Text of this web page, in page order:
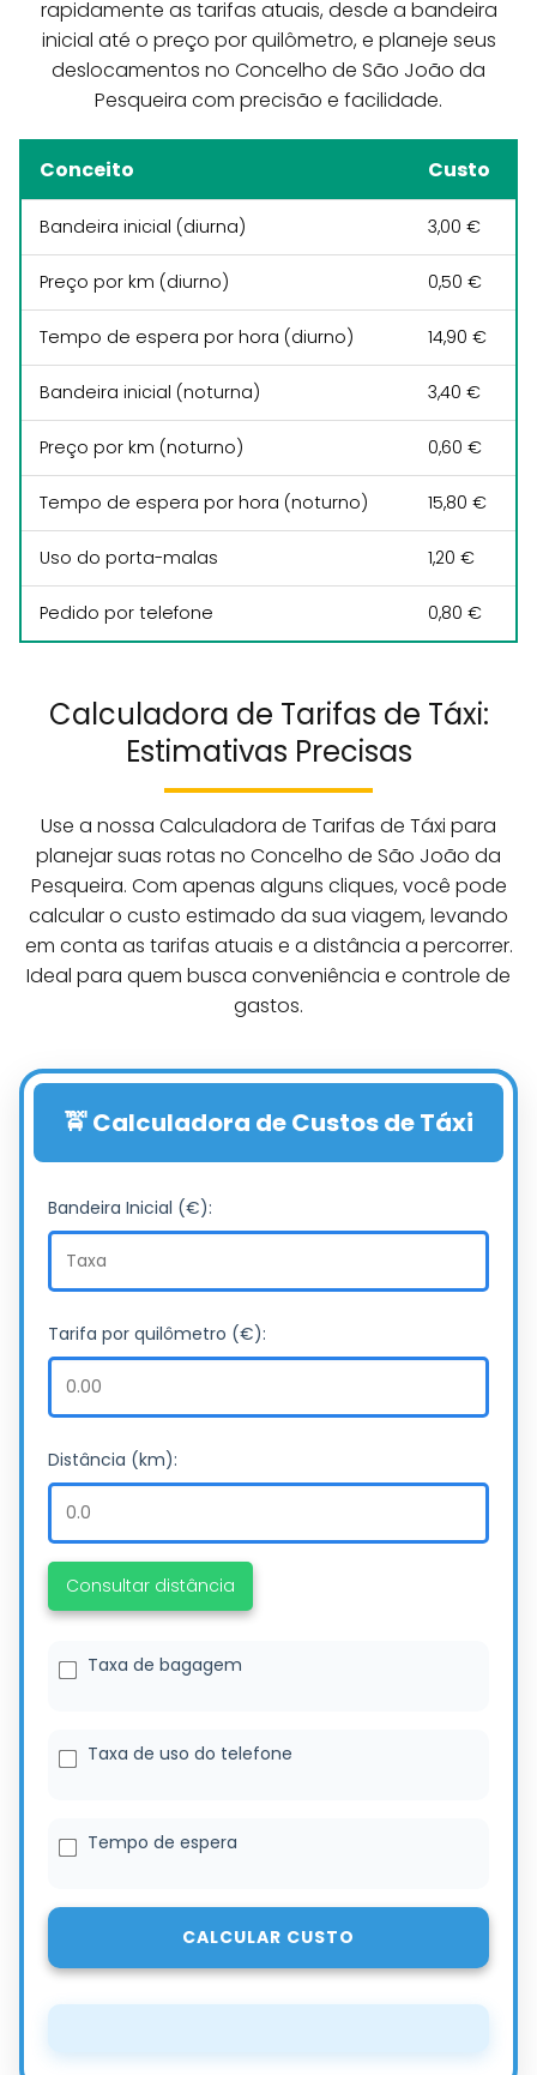
rapidamente as tarifas atuais, desde a bandeira
inicial até o preço por quilômetro, e planeje seus
deslocamentos no Concelho de São João da
Pesqueira com precisão e facilidade.
Conceito Custo
Bandeira inicial (diurna) 3,00 €
Preço por km (diurno) 0,50 €
Tempo de espera por hora (diurno) 14,90 €
Bandeira inicial (noturna) 3,40 €
Preço por km (noturno) 0,60 €
Tempo de espera por hora (noturno) 15,80 €
Uso do porta-malas 1,20 €
Pedido por telefone 0,80 €
Calculadora de Tarifas de Táxi:
Estimativas Precisas
Use a nossa Calculadora de Tarifas de Táxi para
planejar suas rotas no Concelho de São João da
Pesqueira. Com apenas alguns cliques, você pode
calcular o custo estimado da sua viagem, levando
em conta as tarifas atuais e a distância a percorrer.
Ideal para quem busca conveniência e controle de
gastos.
🚖 Calculadora de Custos de Táxi
Bandeira Inicial (€):
Tarifa por quilômetro (€):
Distância (km):
Consultar distância
Taxa de bagagem
Taxa de uso do telefone
Tempo de espera
CALCULAR CUSTO